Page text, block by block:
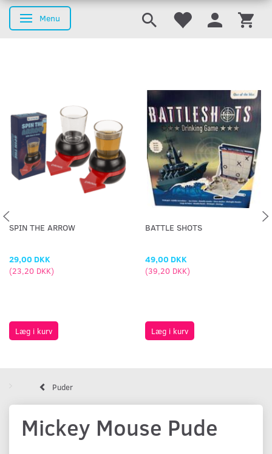
Skifte navigation
Menu
SPIN THE ARROW
29,00 DKK
(23,20 DKK)
Læg i kurv
BATTLE SHOTS
49,00 DKK
(39,20 DKK)
Læg i kurv
Puder
Mickey Mouse Pude